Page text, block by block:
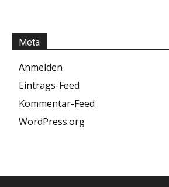
Meta
Anmelden
Eintrags-Feed
Kommentar-Feed
WordPress.org